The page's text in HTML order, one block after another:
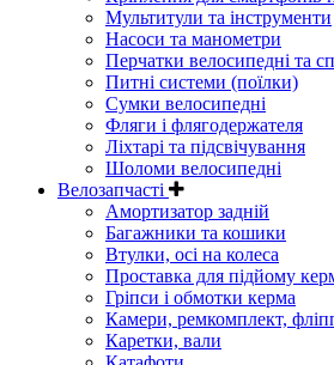
Мультитули та інструменти
Насоси та манометри
Перчатки велосипедні та
Питні системи (поїлки)
Сумки велосипедні
Фляги і флягодержателя
Ліхтарі та підсвічування
Шоломи велосипедні
Велозапчасті
Амортизатор задній
Багажники та кошики
Втулки, осі на колеса
Проставка для підйому
Гріпси і обмотки керма
Камери, ремкомплект,
Каретки, вали